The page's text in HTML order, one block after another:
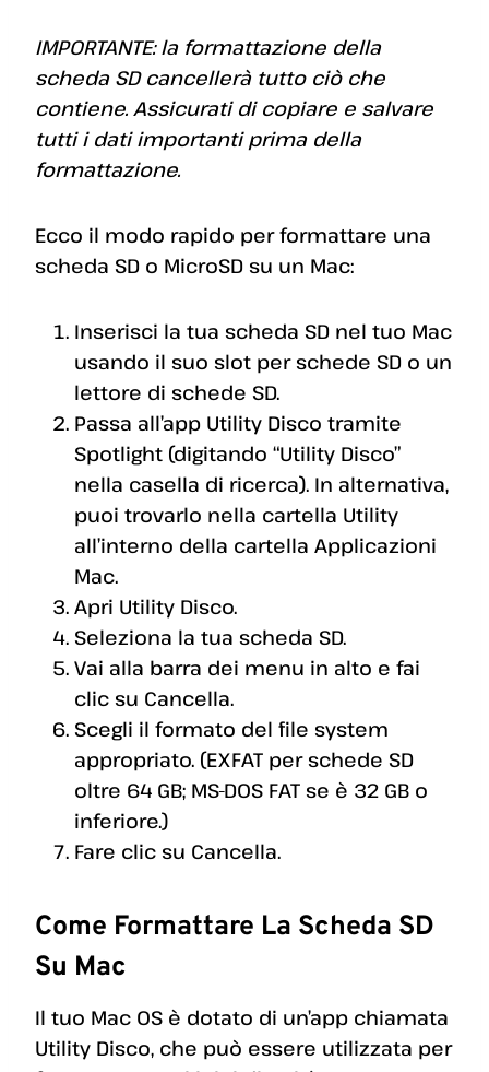
IMPORTANTE: la formattazione della
scheda SD cancellerà tutto ciò che
contiene. Assicurati di copiare e salvare
tutti i dati importanti prima della
formattazione.
Ecco il modo rapido per formattare una
scheda SD o MicroSD su un Mac:
Inserisci la tua scheda SD nel tuo Mac
usando il suo slot per schede SD o un
lettore di schede SD.
Passa all’app Utility Disco tramite
Spotlight (digitando “Utility Disco”
nella casella di ricerca). In alternativa,
puoi trovarlo nella cartella Utility
all’interno della cartella Applicazioni
Mac.
Apri Utility Disco.
Seleziona la tua scheda SD.
Vai alla barra dei menu in alto e fai
clic su Cancella.
Scegli il formato del file system
appropriato. (EXFAT per schede SD
oltre 64 GB; MS-DOS FAT se è 32 GB o
inferiore.)
Fare clic su Cancella.
Come Formattare La Scheda SD
Su Mac
Il tuo Mac OS è dotato di un’app chiamata
Utility Disco, che può essere utilizzata per